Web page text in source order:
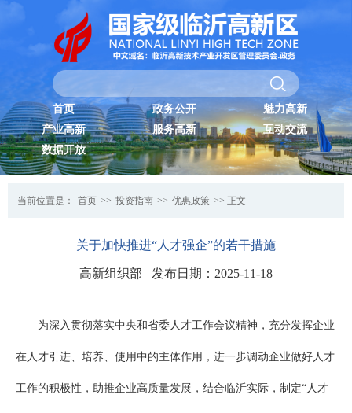
首页 政务公开
魅力高新
产业高新
服务高新
互动交流
数据开放
当前位置是： 首页 >> 投资指南 >> 优惠政策 >> 正文
关于加快推进“人才强企”的若干措施
高新组织部 发布日期：2025-11-18
为深入贯彻落实中央和省委人才工作会议精神，充分发挥企业
在人才引进、培养、使用中的主体作用，进一步调动企业做好人才
工作的积极性，助推企业高质量发展，结合临沂实际，制定“人才